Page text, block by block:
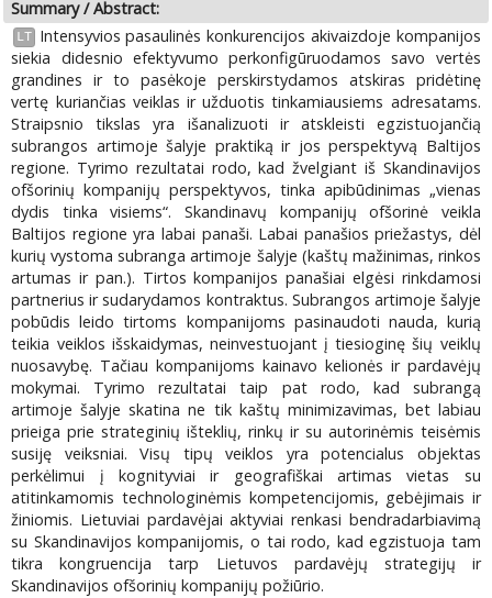
Summary / Abstract:
LT
Intensyvios pasaulinės konkurencijos akivaizdoje kompanijos
siekia didesnio efektyvumo perkonfigūruodamos savo vertės
grandines ir to pasėkoje perskirstydamos atskiras pridėtinę
vertę kuriančias veiklas ir užduotis tinkamiausiems adresatams.
Straipsnio tikslas yra išanalizuoti ir atskleisti egzistuojančią
subrangos artimoje šalyje praktiką ir jos perspektyvą Baltijos
regione. Tyrimo rezultatai rodo, kad žvelgiant iš Skandinavijos
ofšorinių kompanijų perspektyvos, tinka apibūdinimas „vienas
dydis tinka visiems“. Skandinavų kompanijų ofšorinė veikla
Baltijos regione yra labai panaši. Labai panašios priežastys, dėl
kurių vystoma subranga artimoje šalyje (kaštų mažinimas, rinkos
artumas ir pan.). Tirtos kompanijos panašiai elgėsi rinkdamosi
partnerius ir sudarydamos kontraktus. Subrangos artimoje šalyje
pobūdis leido tirtoms kompanijoms pasinaudoti nauda, kurią
teikia veiklos išskaidymas, neinvestuojant į tiesioginę šių veiklų
nuosavybę. Tačiau kompanijoms kainavo kelionės ir pardavėjų
mokymai. Tyrimo rezultatai taip pat rodo, kad subrangą
artimoje šalyje skatina ne tik kaštų minimizavimas, bet labiau
prieiga prie strateginių išteklių, rinkų ir su autorinėmis teisėmis
susiję veiksniai. Visų tipų veiklos yra potencialus objektas
perkėlimui į kognityviai ir geografiškai artimas vietas su
atitinkamomis technologinėmis kompetencijomis, gebėjimais ir
žiniomis. Lietuviai pardavėjai aktyviai renkasi bendradarbiavimą
su Skandinavijos kompanijomis, o tai rodo, kad egzistuoja tam
tikra kongruencija tarp Lietuvos pardavėjų strategijų ir
Skandinavijos ofšorinių kompanijų požiūrio.